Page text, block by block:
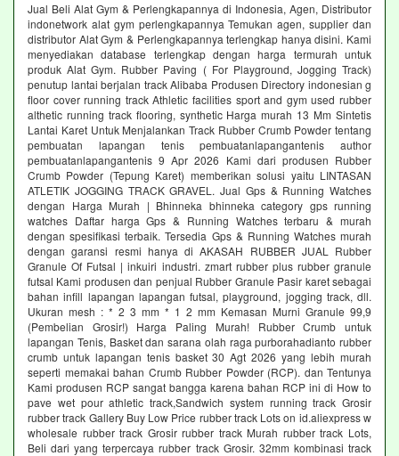
Jual Beli Alat Gym & Perlengkapannya di Indonesia, Agen, Distributor
indonetwork alat gym perlengkapannya Temukan agen, supplier dan
distributor Alat Gym & Perlengkapannya terlengkap hanya disini. Kami
menyediakan database terlengkap dengan harga termurah untuk
produk Alat Gym. Rubber Paving ( For Playground, Jogging Track)
penutup lantai berjalan track Alibaba Produsen Directory indonesian g
floor cover running track Athletic facilities sport and gym used rubber
althetic running track flooring, synthetic Harga murah 13 Mm Sintetis
Lantai Karet Untuk Menjalankan Track Rubber Crumb Powder tentang
pembuatan lapangan tenis pembuatanlapangantenis author
pembuatanlapangantenis 9 Apr 2026 Kami dari produsen Rubber
Crumb Powder (Tepung Karet) memberikan solusi yaitu LINTASAN
ATLETIK JOGGING TRACK GRAVEL. Jual Gps & Running Watches
dengan Harga Murah | Bhinneka bhinneka category gps running
watches Daftar harga Gps & Running Watches terbaru & murah
dengan spesifikasi terbaik. Tersedia Gps & Running Watches murah
dengan garansi resmi hanya di AKASAH RUBBER JUAL Rubber
Granule Of Futsal | inkuiri industri. zmart rubber plus rubber granule
futsal Kami produsen dan penjual Rubber Granule Pasir karet sebagai
bahan infill lapangan lapangan futsal, playground, jogging track, dll.
Ukuran mesh : * 2 3 mm * 1 2 mm Kemasan Murni Granule 99,9
(Pembelian Grosir!) Harga Paling Murah! Rubber Crumb untuk
lapangan Tenis, Basket dan sarana olah raga purborahadianto rubber
crumb untuk lapangan tenis basket 30 Agt 2026 yang lebih murah
seperti memakai bahan Crumb Rubber Powder (RCP). dan Tentunya
Kami produsen RCP sangat bangga karena bahan RCP ini di How to
pave wet pour athletic track,Sandwich system running track Grosir
rubber track Gallery Buy Low Price rubber track Lots on id.aliexpress w
wholesale rubber track Grosir rubber track Murah rubber track Lots,
Beli dari yang terpercaya rubber track Grosir. 32mm kombinasi track